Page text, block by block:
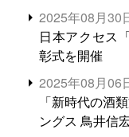
2025年08月30
日本アクセス
彰式を開催
2025年08月06
「新時代の酒
ングス 鳥井信